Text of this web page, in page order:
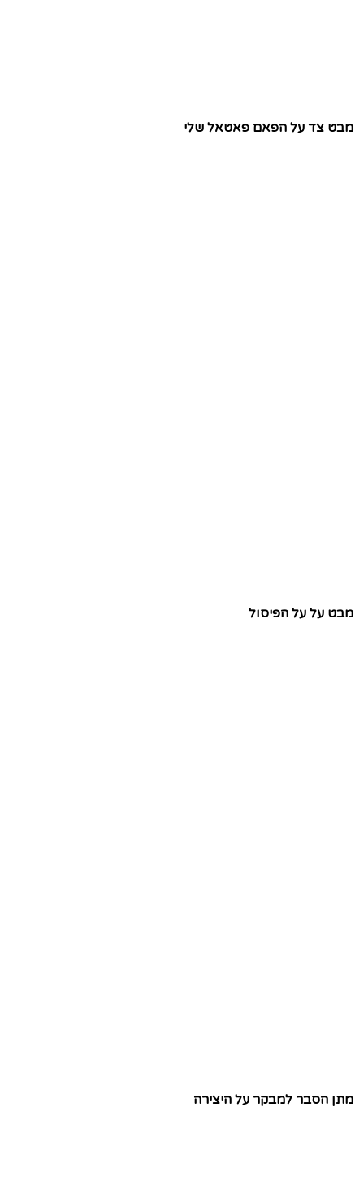
מבט צד על הפאם פאטאל שלי
מבט על על הפיסול
מתן הסבר למבקר על היצירה